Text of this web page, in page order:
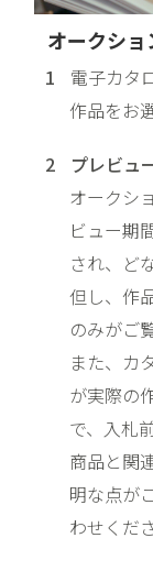
オークシ
電子カタ
作品をお
プレビュ
オークシ
ビュー期
され、ど
但し、作
のみがご
また、カ
が実際の
で、入札
商品と関
明な点が
わせくだ